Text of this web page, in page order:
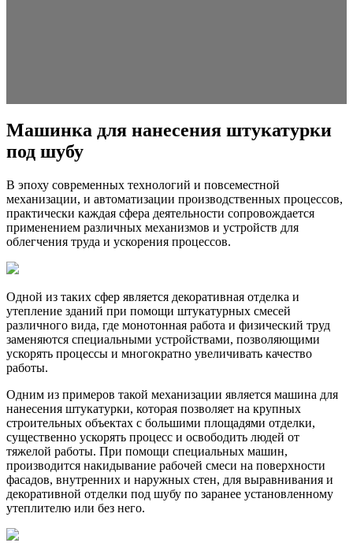
Машинка для нанесения штукатурки
под шубу
В эпоху современных технологий и повсеместной
механизации, и автоматизации производственных процессов,
практически каждая сфера деятельности сопровождается
применением различных механизмов и устройств для
облегчения труда и ускорения процессов.
Одной из таких сфер является декоративная отделка и
утепление зданий при помощи штукатурных смесей
различного вида, где монотонная работа и физический труд
заменяются специальными устройствами, позволяющими
ускорять процессы и многократно увеличивать качество
работы.
Одним из примеров такой механизации является машина для
нанесения штукатурки, которая позволяет на крупных
строительных объектах с большими площадями отделки,
существенно ускорять процесс и освободить людей от
тяжелой работы. При помощи специальных машин,
производится накидывание рабочей смеси на поверхности
фасадов, внутренних и наружных стен, для выравнивания и
декоративной отделки под шубу по заранее установленному
утеплителю или без него.